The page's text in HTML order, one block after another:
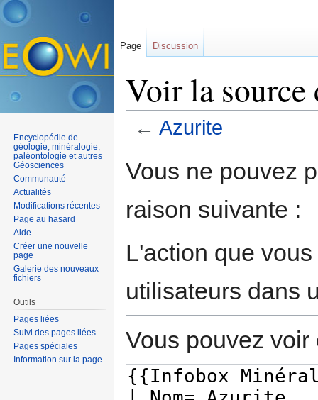
Voir la
← Azurite
Vous ne pouvez
raison suivante :
L'action que
utilisateurs dans
Vous pouvez
Page Discussion
Encyclopédie de
géologie, minéralogie,
paléontologie et autres
Géosciences
Communauté
Actualités
Modifications récentes
Page au hasard
Aide
Créer une nouvelle
page
Galerie des nouveaux
fichiers
Outils
Pages liées
Suivi des pages liées
Pages spéciales
Information sur la page